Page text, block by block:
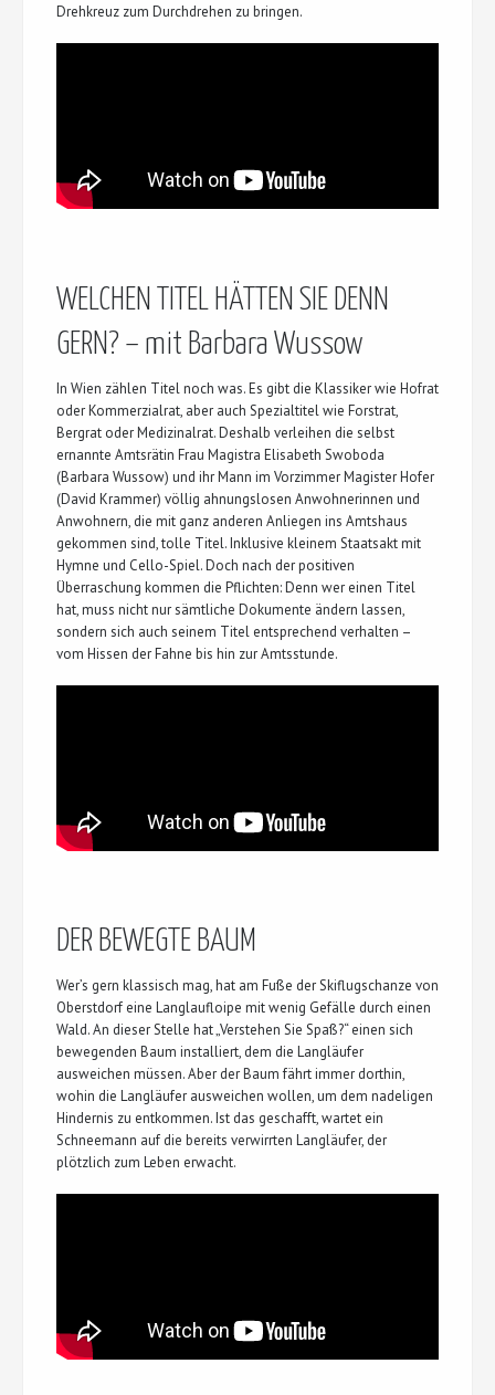
Drehkreuz zum Durchdrehen zu bringen.
WELCHEN TITEL HÄTTEN SIE DENN
GERN? – mit Barbara Wussow
In Wien zählen Titel noch was. Es gibt die Klassiker wie Hofrat
oder Kommerzialrat, aber auch Spezialtitel wie Forstrat,
Bergrat oder Medizinalrat. Deshalb verleihen die selbst
ernannte Amtsrätin Frau Magistra Elisabeth Swoboda
(Barbara Wussow) und ihr Mann im Vorzimmer Magister Hofer
(David Krammer) völlig ahnungslosen Anwohnerinnen und
Anwohnern, die mit ganz anderen Anliegen ins Amtshaus
gekommen sind, tolle Titel. Inklusive kleinem Staatsakt mit
Hymne und Cello-Spiel. Doch nach der positiven
Überraschung kommen die Pflichten: Denn wer einen Titel
hat, muss nicht nur sämtliche Dokumente ändern lassen,
sondern sich auch seinem Titel entsprechend verhalten –
vom Hissen der Fahne bis hin zur Amtsstunde.
DER BEWEGTE BAUM
Wer’s gern klassisch mag, hat am Fuße der Skiflugschanze von
Oberstdorf eine Langlaufloipe mit wenig Gefälle durch einen
Wald. An dieser Stelle hat „Verstehen Sie Spaß?“ einen sich
bewegenden Baum installiert, dem die Langläufer
ausweichen müssen. Aber der Baum fährt immer dorthin,
wohin die Langläufer ausweichen wollen, um dem nadeligen
Hindernis zu entkommen. Ist das geschafft, wartet ein
Schneemann auf die bereits verwirrten Langläufer, der
plötzlich zum Leben erwacht.